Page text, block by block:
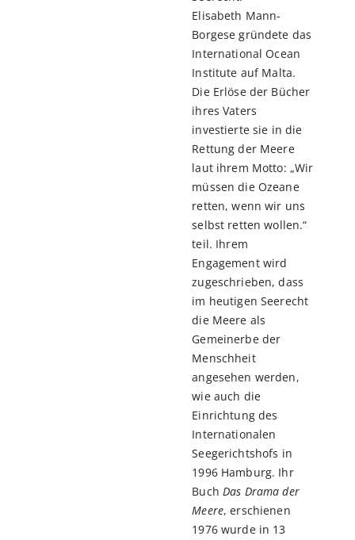
Elisabeth Mann-
Borgese gründete das
International Ocean
Institute auf Malta.
Die Erlöse der Bücher
ihres Vaters
investierte sie in die
Rettung der Meere
laut ihrem Motto: „Wir
müssen die Ozeane
retten, wenn wir uns
selbst retten wollen.“
teil. Ihrem
Engagement wird
zugeschrieben, dass
im heutigen Seerecht
die Meere als
Gemeinerbe der
Menschheit
angesehen werden,
wie auch die
Einrichtung des
Internationalen
Seegerichtshofs in
1996 Hamburg. Ihr
Buch Das Drama der
Meere, erschienen
1976 wurde in 13